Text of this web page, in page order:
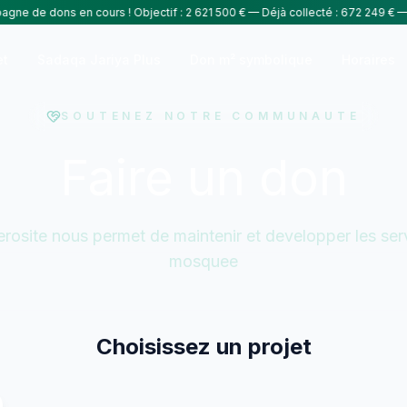
de dons en cours ! Objectif : 2 621 500 € — Déjà collecté : 672 249 €
SOUTENEZ NOTRE COMMUNAUTE
nous permet de maintenir et developper les
mosquee
Choisissez un projet